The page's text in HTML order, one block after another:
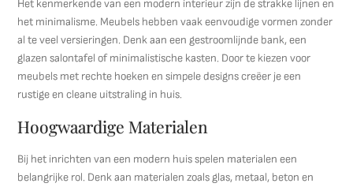
Het kenmerkende van een modern interieur zijn de strakke lijnen en
het minimalisme. Meubels hebben vaak eenvoudige vormen zonder
al te veel versieringen. Denk aan een gestroomlijnde bank, een
glazen salontafel of minimalistische kasten. Door te kiezen voor
meubels met rechte hoeken en simpele designs creëer je een
rustige en cleane uitstraling in huis.
Hoogwaardige Materialen
Bij het inrichten van een modern huis spelen materialen een
belangrijke rol. Denk aan materialen zoals glas, metaal, beton en